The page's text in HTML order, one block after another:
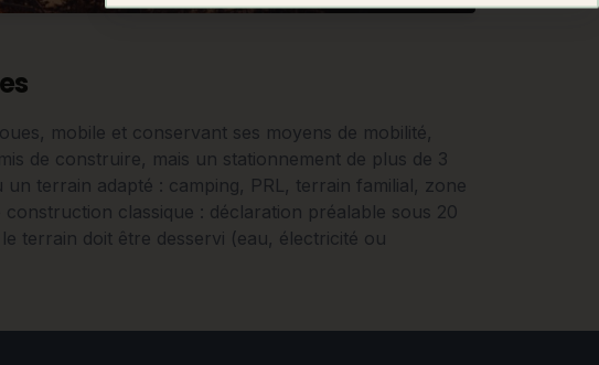
mobile et conservant ses moyens de mobilité,
de construire, mais un stationnement de plus de 3
terrain adapté : camping, PRL, terrain familial, zone
classique : déclaration préalable sous 20
terrain doit être desservi (eau, électricité ou